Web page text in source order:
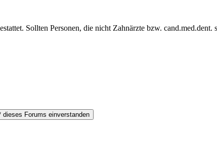
Sollten Personen, die nicht Zahnärzte bzw.